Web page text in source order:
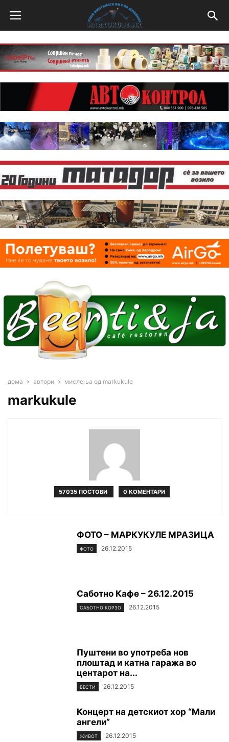
дома автори мислења од markukule
markukule
57035 ПОСТОВИ 0 КОМЕНТАРИ
ФОТО – МАРКУКУЛЕ МРАЗИЦА
ФОТО 26.12.2015
Саботно Кафе – 26.12.2015
САБОТНО КОРЗО 26.12.2015
Пуштени во употреба нов
плоштад и катна гаража во
центарот на...
ВЕСТИ 26.12.2015
Концерт на детскиот хор “Мали
ангели”
ЖИВОТ 26.12.2015